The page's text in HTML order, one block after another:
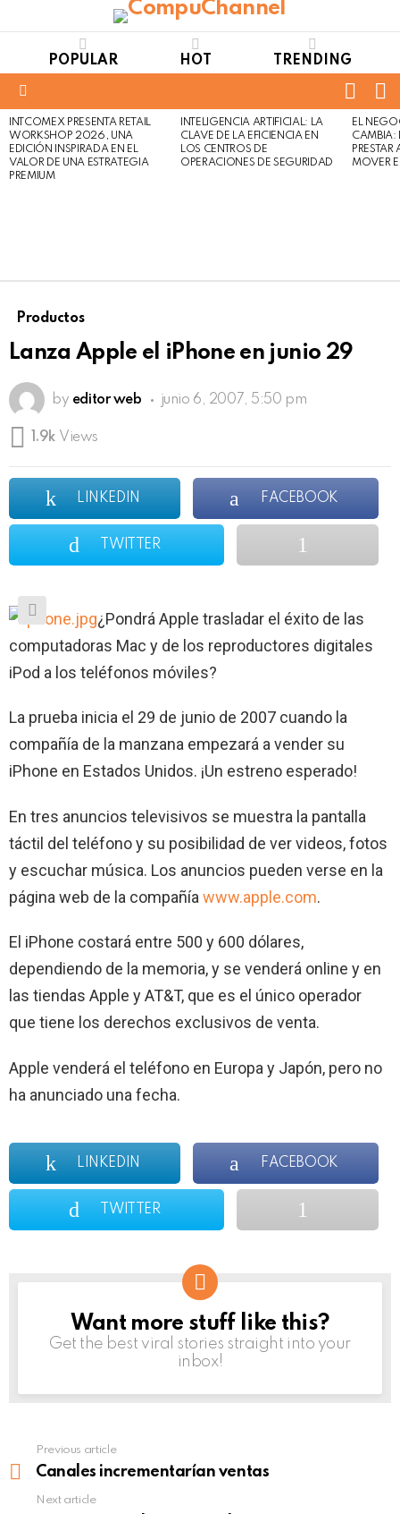
POPULAR HOT TRENDING
LATEST
STORIES
INTCOMEX PRESENTA RETAIL
WORKSHOP 2026, UNA
EDICIÓN INSPIRADA EN EL
VALOR DE UNA ESTRATEGIA
PREMIUM
INTELIGENCIA ARTIFICIAL: LA
CLAVE DE LA EFICIENCIA EN
LOS CENTROS DE
OPERACIONES DE SEGURIDAD
EL
CAMBIA:
MOVER
Productos
Lanza Apple el iPhone en junio 29
by editor web junio 6, 2007, 5:50 pm
1.9k Views
LINKEDIN FACEBOOK
TWITTER
¿Pondrá Apple trasladar el éxito de las
computadoras Mac y de los reproductores digitales
iPod a los teléfonos móviles?
La prueba inicia el 29 de junio de 2007 cuando la
compañía de la manzana empezará a vender su
iPhone en Estados Unidos. ¡Un estreno esperado!
En tres anuncios televisivos se muestra la pantalla
táctil del teléfono y su posibilidad de ver videos, fotos
y escuchar música. Los anuncios pueden verse en la
página web de la compañía www.apple.com.
El iPhone costará entre 500 y 600 dólares,
dependiendo de la memoria, y se venderá online y en
las tiendas Apple y AT&T, que es el único operador
que tiene los derechos exclusivos de venta.
Apple venderá el teléfono en Europa y Japón, pero no
ha anunciado una fecha.
LINKEDIN FACEBOOK
TWITTER
NEWSLETTER
Want more stuff like this?
Get the best viral stories straight into your
inbox!
more
Previous article
Canales incrementarían ventas
Next article